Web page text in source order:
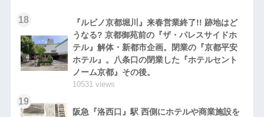
18
『ルビノ京都堀川』来春営業終了!! 跡地はど
うなる? 京都御苑前の『ザ・パレスサイドホ
テル』解体・新都市企画。閉業の『京都平安
ホテル』。八条口の閉業した『ホテルセント
ノーム京都』その後。
10531 views
19
阪急『洛西口』駅 西側にホテルや商業施設を